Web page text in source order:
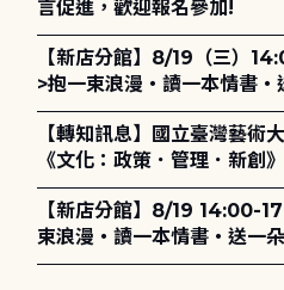
言促進，歡迎報名參加!
【新店分館】8/19（三）
>抱一束浪漫・讀一本情書・
【轉知訊息】國立臺灣藝術
《文化：政策．管理．新創
評論、書評及【邁向具回應
策、領導與管理】主題特刊
止，歡迎踴躍投稿。
【新店分館】8/19 14:00-
束浪漫・讀一本情書・送一